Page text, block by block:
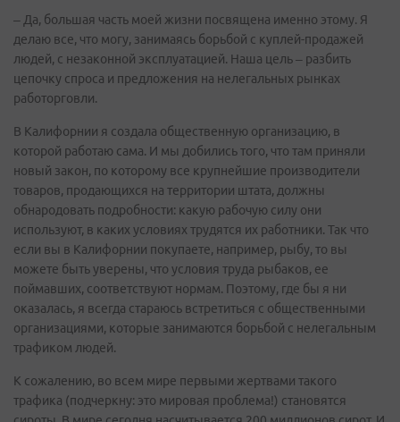
– Да, большая часть моей жизни посвящена именно этому. Я
делаю все, что могу, занимаясь борьбой с куплей-продажей
людей, с незаконной эксплуатацией. Наша цель – разбить
цепочку спроса и предложения на нелегальных рынках
работорговли.
В Калифорнии я создала общественную организацию, в
которой работаю сама. И мы добились того, что там приняли
новый закон, по которому все крупнейшие производители
товаров, продающихся на территории штата, должны
обнародовать подробности: какую рабочую силу они
используют, в каких условиях трудятся их работники. Так что
если вы в Калифорнии покупаете, например, рыбу, то вы
можете быть уверены, что условия труда рыбаков, ее
поймавших, соответствуют нормам. Поэтому, где бы я ни
оказалась, я всегда стараюсь встретиться с общественными
организациями, которые занимаются борьбой с нелегальным
трафиком людей.
К сожалению, во всем мире первыми жертвами такого
трафика (подчеркну: это мировая проблема!) становятся